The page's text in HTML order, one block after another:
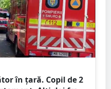
în țară. Copil de 2